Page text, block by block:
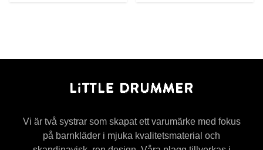
Vi är två systrar som skapat ett varumärke med fokus
på barnkläder i mjuka kvalitetsmaterial och